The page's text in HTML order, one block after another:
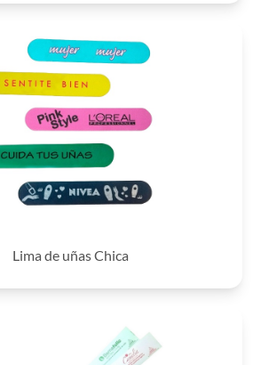
Lima de uñas Chica